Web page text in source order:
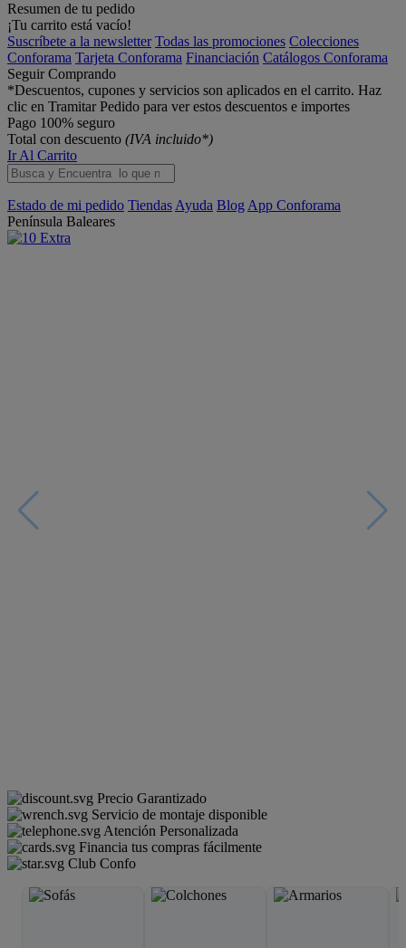
Resumen de tu pedido
¡Tu carrito está vacío!
Suscríbete a la newsletter Todas las promociones Colecciones
Conforama Tarjeta Conforama Financiación Catálogos Conforama
Seguir Comprando
*Descuentos, cupones y servicios son aplicados en el carrito. Haz
clic en Tramitar Pedido para ver estos descuentos e importes
Pago 100% seguro
Total con descuento (IVA incluido*)
Ir Al Carrito
Estado de mi pedido Tiendas Ayuda Blog App Conforama
Península Baleares
Precio Garantizado
Servicio de montaje disponible
Atención Personalizada
Financia tus compras fácilmente
Club Confo